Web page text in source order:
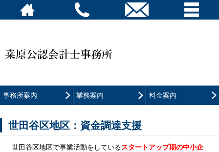
事務所案内 業務案内 料金案内
世田谷区地区：資金調達支援
世田谷区地区で事業活動をしているスタートアップ期の中小企